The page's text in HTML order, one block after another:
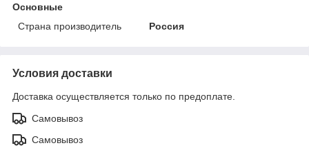
Основные
Страна производитель
Россия
Условия доставки
Доставка осуществляется только по предоплате.
Самовывоз
Самовывоз